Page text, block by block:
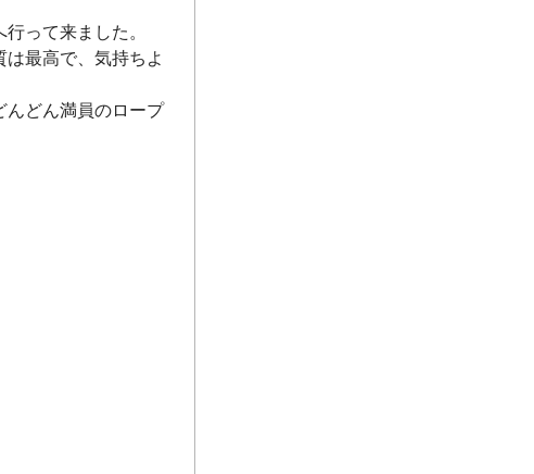
って来ました。
最高で、気持ちよ
んどん満員のロープ